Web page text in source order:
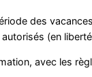
des
(en
avec les